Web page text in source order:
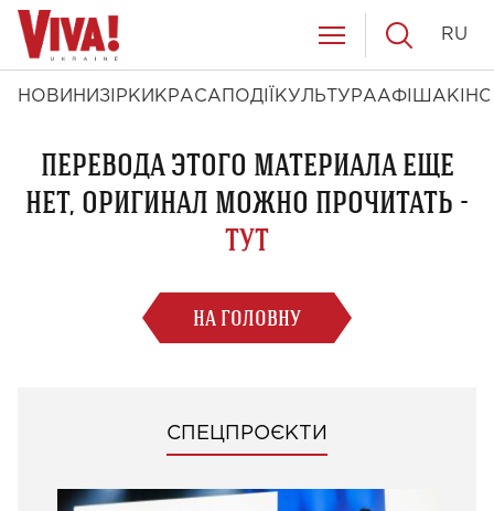
НОВИНИ ЗІРКИ КРАСА ПОДІЇ КУЛЬТУРААФІША КІНО
RU
ПЕРЕВОДА ЭТОГО МАТЕРИАЛА ЕЩЕ
НЕТ, ОРИГИНАЛ МОЖНО ПРОЧИТАТЬ -
ТУТ
НА ГОЛОВНУ
СПЕЦПРОЄКТИ